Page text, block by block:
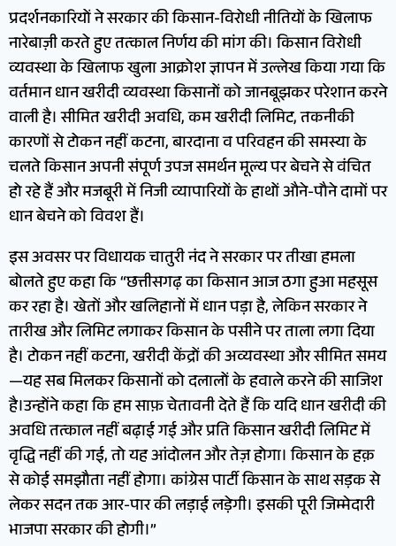
प्रदर्शनकारियों ने सरकार की किसान-विरोधी नीतियों के खिलाफ
नारेबाज़ी करते हुए तत्काल निर्णय की मांग की। किसान विरोधी
व्यवस्था के खिलाफ खुला आक्रोश ज्ञापन में उल्लेख किया गया कि
वर्तमान धान खरीदी व्यवस्था किसानों को जानबूझकर परेशान करने
वाली है। सीमित खरीदी अवधि, कम खरीदी लिमिट, तकनीकी
कारणों से टोकन नहीं कटना, बारदाना व परिवहन की समस्या के
चलते किसान अपनी संपूर्ण उपज समर्थन मूल्य पर बेचने से वंचित
हो रहे हैं और मजबूरी में निजी व्यापारियों के हाथों औने-पौने दामों पर
धान बेचने को विवश हैं।
इस अवसर पर विधायक चातुरी नंद ने सरकार पर तीखा हमला
बोलते हुए कहा कि “छत्तीसगढ़ का किसान आज ठगा हुआ महसूस
कर रहा है। खेतों और खलिहानों में धान पड़ा है, लेकिन सरकार ने
तारीख और लिमिट लगाकर किसान के पसीने पर ताला लगा दिया
है। टोकन नहीं कटना, खरीदी केंद्रों की अव्यवस्था और सीमित समय
—यह सब मिलकर किसानों को दलालों के हवाले करने की साजिश
है।उन्होंने कहा कि हम साफ़ चेतावनी देते हैं कि यदि धान खरीदी की
अवधि तत्काल नहीं बढ़ाई गई और प्रति किसान खरीदी लिमिट में
वृद्धि नहीं की गई, तो यह आंदोलन और तेज़ होगा। किसान के हक़
से कोई समझौता नहीं होगा। कांग्रेस पार्टी किसान के साथ सड़क से
लेकर सदन तक आर-पार की लड़ाई लड़ेगी। इसकी पूरी जिम्मेदारी
भाजपा सरकार की होगी।”